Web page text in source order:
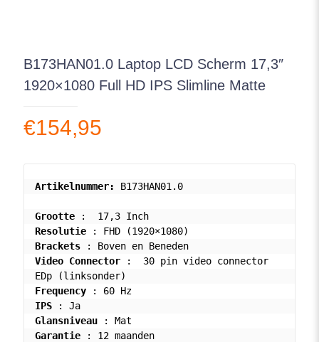
B173HAN01.0 Laptop LCD Scherm 17,3″
1920×1080 Full HD IPS Slimline Matte
€154,95
Artikelnummer: B173HAN01.0
Grootte
Resolutie
Brackets
Video Connector :  30 pin video connector
Frequency
IPS
Glansniveau
Garantie : 12 maanden